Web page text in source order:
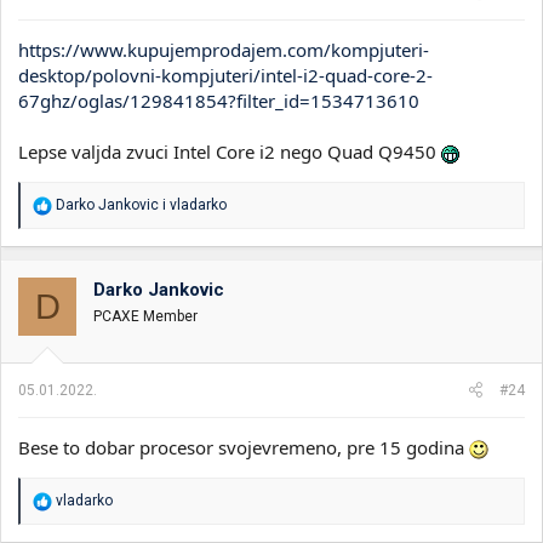
https://www.kupujemprodajem.com/kompjuteri-
desktop/polovni-kompjuteri/intel-i2-quad-core-2-
67ghz/oglas/129841854?filter_id=1534713610
Lepse valjda zvuci Intel Core i2 nego Quad Q9450
R
a
o
v
a
n
:
Darko Jankovic i vladarko
D Darko Jankovic
PCAXE Member
05.01.2022. #24
Bese to dobar procesor svojevremeno, pre 15 godina
R
vladarko